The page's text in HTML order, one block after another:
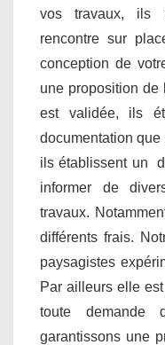
vos travaux, ils
rencontre sur
conception de
une proposition
est validée, ils
documentation
ils établissent un
informer de
travaux.
différents frais.
paysagistes
Par ailleurs elle
toute demande
garantissons une